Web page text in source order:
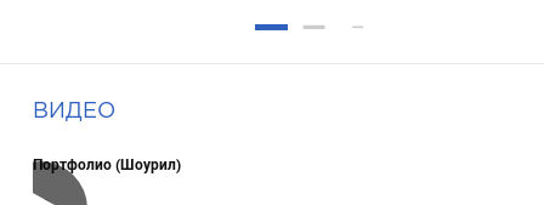
ВИДЕО
Портфолио (Шоурил)